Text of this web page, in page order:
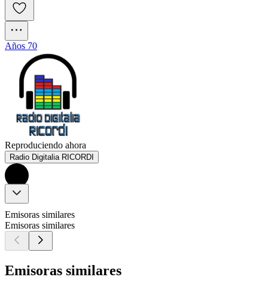
Años 70
Reproduciendo ahora
Radio Digitalia RICORDI
Emisoras similares
Emisoras similares
Emisoras similares